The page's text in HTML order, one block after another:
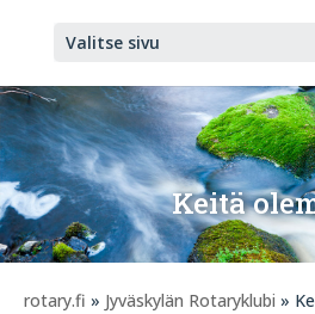
Valitse sivu
Keitä
rotary.fi » Jyväskylän Rotaryklubi »